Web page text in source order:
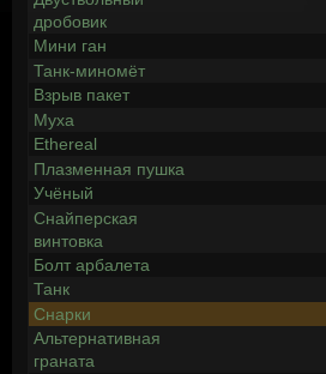
дробовик
Мини ган
Танк-миномёт
Взрыв пакет
Муха
Ethereal
Плазменная пушка
Учёный
Снайперская
винтовка
Болт арбалета
Танк
Снарки
Альтернативная
граната